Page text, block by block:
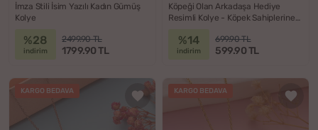
İmza Stili İsim Yazılı Kadın Gümüş
Kolye
%28
indirim
2499.90 TL
1799.90 TL
Köpeği Olan Arkadaşa Hediye
Resimli Kolye - Köpek Sahiplerine
%14
indirim
699.90 TL
599.90 TL
KARGO BEDAVA KARGO BEDAVA